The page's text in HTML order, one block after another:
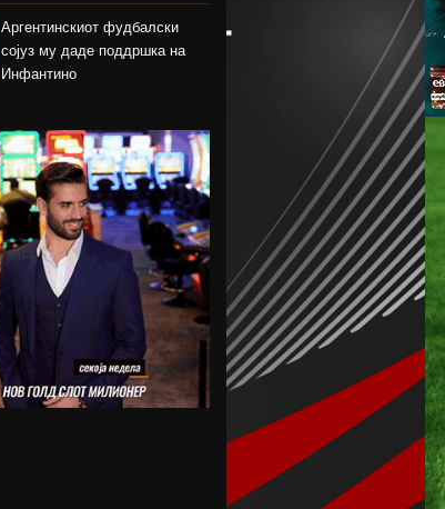
Аргентинскиот фудбалски
сојуз му даде поддршка на
Инфантино
за Ромеро
ПСЖ го купи најдобриот
фудбалер на Монако
Крстевски го замени МЗТ
Скопје со Куманово
Силверстоун се враќа во
календарот на Мото ГП
шампионатот